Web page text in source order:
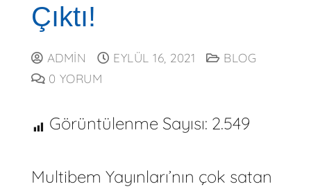
Çıktı!
ADMIN EYLÜL 16, 2021
BLOG
0 YORUM
Görüntülenme Sayısı: 2.549
Multibem Yayınları’nın çok satan